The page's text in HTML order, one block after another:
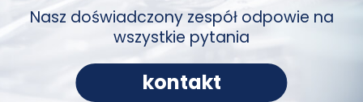
Nasz doświadczony zespół odpowie na
wszystkie pytania
kontakt